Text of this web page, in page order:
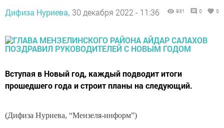
Дифиза Нуриева, 30 декабря 2022 - 11:36 931 0 0
Вступая в Новый год, каждый подводит итоги
прошедшего года и строит планы на следующий.
(Дифиза Нуриева, “Мензеля-информ”)